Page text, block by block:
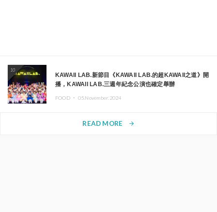
10
KAWAII LAB.新節目《KAWAII LAB.的超KAWAII之道》開
播，KAWAII LAB.三週年紀念公演也確定舉辦
FOOD ・ 05.November.2024
READ MORE arrow_forward